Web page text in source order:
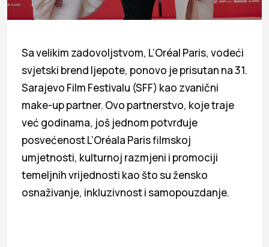
Sa velikim zadovoljstvom, L’Oréal Paris, vodeći
svjetski brend ljepote, ponovo je prisutan na 31.
Sarajevo Film Festivalu (SFF) kao zvanični
make-up partner. Ovo partnerstvo, koje traje
već godinama, još jednom potvrđuje
posvećenost L’Oréala Paris filmskoj
umjetnosti, kulturnoj razmjeni i promociji
temeljnih vrijednosti kao što su žensko
osnaživanje, inkluzivnost i samopouzdanje.